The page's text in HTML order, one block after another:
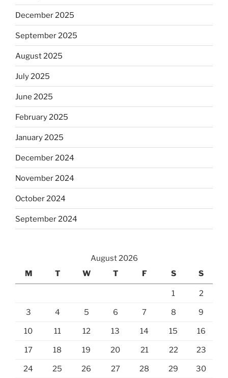
December 2025
September 2025
August 2025
July 2025
June 2025
February 2025
January 2025
December 2024
November 2024
October 2024
September 2024
August 2026
M
T W T F S S
1 2
3 4 5 6 7 8 9
10 11 12 13 14 15 16
17 18 19 20 21 22 23
24 25 26 27 28 29 30